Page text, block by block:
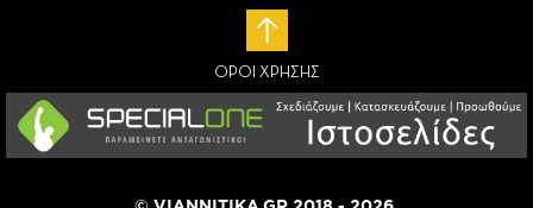
ΟΡΟΙ ΧΡΗΣΗΣ